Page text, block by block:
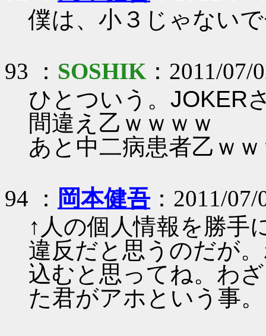
僕は、小３じゃない
93 ： SOSHIK ：2011/
ひとついう。JOKER
間違え乙ｗｗｗｗ
あと中二病患者乙ｗ
94 ： 岡本健吾：2011/07/
↑人の個人情報を勝手
違反だと思うのだが
込むと思ってね。わ
た君がアホという事